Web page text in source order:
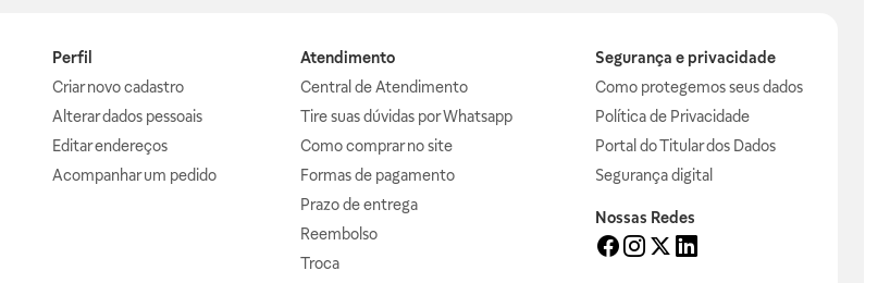
Perfil
Criar novo cadastro
Alterar dados pessoais
Editar endereços
Acompanhar um pedido
Atendimento
Central de Atendimento
Tire suas dúvidas por Whatsapp
Como comprar no site
Formas de pagamento
Prazo de entrega
Reembolso
Troca
Segurança e privacidade
Como protegemos seus dados
Política de Privacidade
Portal do Titular dos Dados
Segurança digital
Nossas Redes